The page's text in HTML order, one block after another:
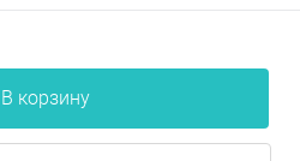
В корзину